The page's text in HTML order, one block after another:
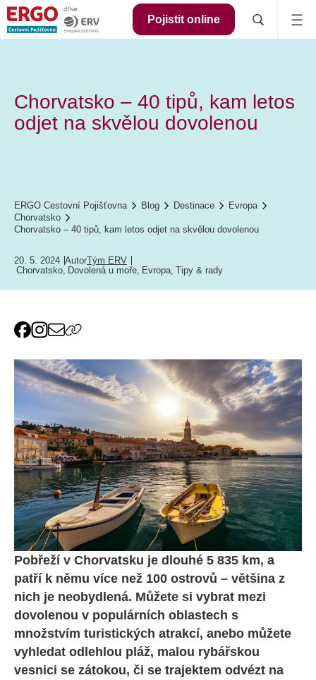
Pojistit online
Chorvatsko – 40 tipů, kam letos
odjet na skvělou dovolenou
ERGO Cestovní Pojišťovna Blog Destinace
Evropa
Chorvatsko
Chorvatsko – 40 tipů, kam letos odjet na skvělou dovolenou
20. 5. 2024 AutorTým ERV
Chorvatsko, Dovolená u moře, Evropa, Tipy & rady
Pobřeží v Chorvatsku je dlouhé 5 835 km, a
patří k němu více než 100 ostrovů – většina z
nich je neobydlená. Můžete si vybrat mezi
dovolenou v populárních oblastech s
množstvím turistických atrakcí, anebo můžete
vyhledat odlehlou pláž, malou rybářskou
vesnici se zátokou, či se trajektem odvézt na